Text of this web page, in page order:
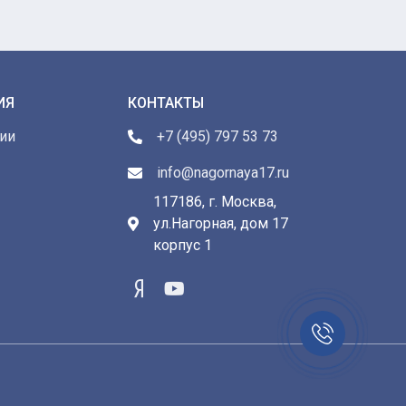
КОНТАКТЫ
+7 (495) 797 53 73
info@nagornaya17.ru
117186, г. Москва,
ул.Нагорная, дом 17
корпус 1
Заказать
звонок